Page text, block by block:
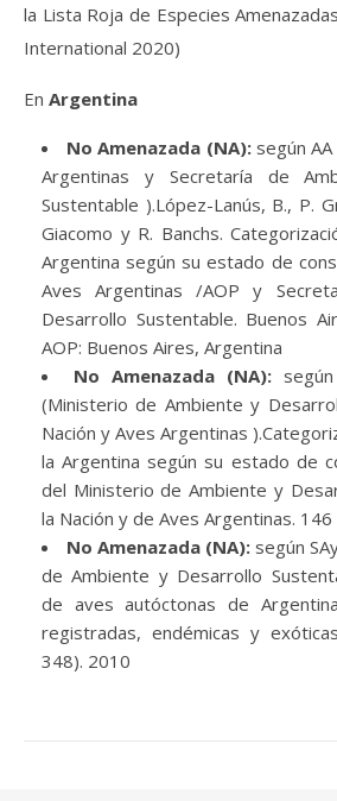
la Lista Roja de Especies
International 2020)
En Argentina
No Amenazada (NA):según AA
Argentinas y Secretaría de
Sustentable ).López-Lanús, B., P.
Giacomo y R. Banchs.
Argentina según su estado de
Aves Argentinas /AOP y
Desarrollo Sustentable. Buenos
AOP: Buenos Aires, Argentina
No Amenazada (NA):
(Ministerio de Ambiente y
Nación y Aves Argentinas
la Argentina según su estado de
del Ministerio de Ambiente y
la Nación y de Aves Argentinas.
No Amenazada (NA): según
de Ambiente y Desarrollo
de aves autóctonas de
registradas, endémicas y
348). 2010